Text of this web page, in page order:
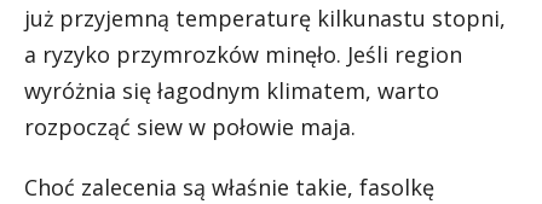
już przyjemną temperaturę kilkunastu stopni,
a ryzyko przymrozków minęło. Jeśli region
wyróżnia się łagodnym klimatem, warto
rozpocząć siew w połowie maja.
Choć zalecenia są właśnie takie, fasolkę